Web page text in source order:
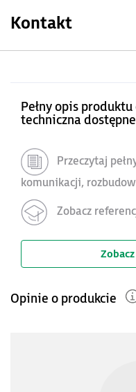
Kontakt
Pełny opis
techniczna
Przeczytaj
komunikacji,
Zobacz
Opinie o produkcie